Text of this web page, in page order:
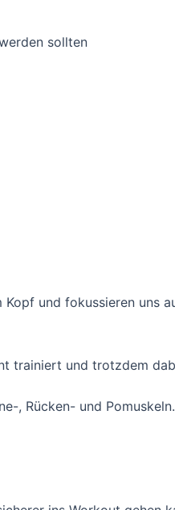
sollten
und fokussieren uns
trainiert und trotzdem
, Rücken- und